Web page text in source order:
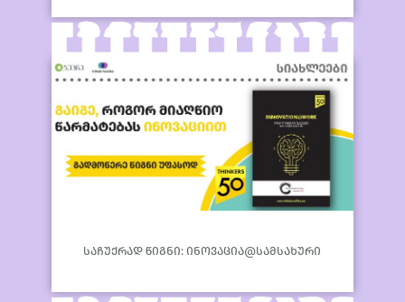
საჩუქრად წიგნი: ინოვაცია@სამსახური